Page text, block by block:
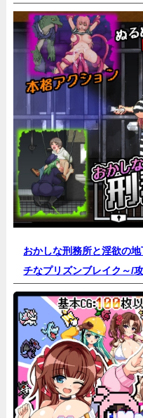
おかしな刑務所と淫欲の
チなプリズンブレイク～/